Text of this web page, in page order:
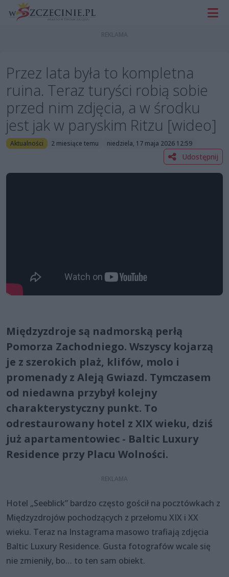
Przez lata była to kompletna
ruina. Teraz turyści robią sobie
przed nim zdjęcia, a w środku
jest jak w paryskim Ritzu [wideo]
Aktualności 2 miesiące temu niedziela, 17 maja 2026 12:59
Udostępnij
Międzyzdroje są nadmorską perłą
Pomorza Zachodniego. Wszyscy kojarzą
je z szerokich plaż, klifów, molo i
promenady z Aleją Gwiazd. Tymczasem
od niedawna przybył kolejny
charakterystyczny punkt. To
odrestaurowany hotel z XIX wieku, dziś
już apartamentowiec - Baltic Luxury
Residence przy Placu Wolności.
Hotel „Seeblick” bardzo często gościł na pocztówkach z
Międzyzdrojów pochodzących z przełomu XIX i XX
wieku. Teraz na Instagrama masowo trafiają zdjęcia
Baltic Luxury Residence. Gusta fotografów wcale się
nie zmieniły, bo… to ten sam obiekt.